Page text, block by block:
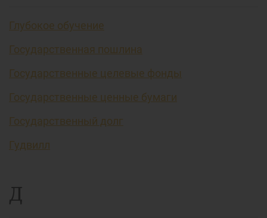
Глубокое обучение
Государственная пошлина
Государственные целевые фонды
Государственные ценные бумаги
Государственный долг
Гудвилл
Д